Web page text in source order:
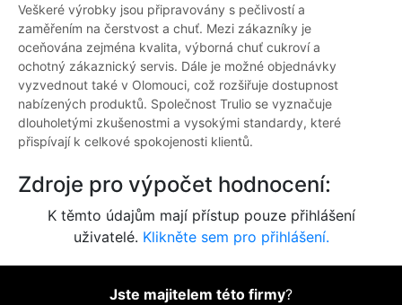
Veškeré výrobky jsou připravovány s pečlivostí a
zaměřením na čerstvost a chuť. Mezi zákazníky je
oceňována zejména kvalita, výborná chuť cukroví a
ochotný zákaznický servis. Dále je možné objednávky
vyzvednout také v Olomouci, což rozšiřuje dostupnost
nabízených produktů. Společnost Trulio se vyznačuje
dlouholetými zkušenostmi a vysokými standardy, které
přispívají k celkové spokojenosti klientů.
Zdroje pro výpočet hodnocení:
K těmto údajům mají přístup pouze přihlášení
uživatelé. Klikněte sem pro přihlášení.
Jste majitelem této firmy?